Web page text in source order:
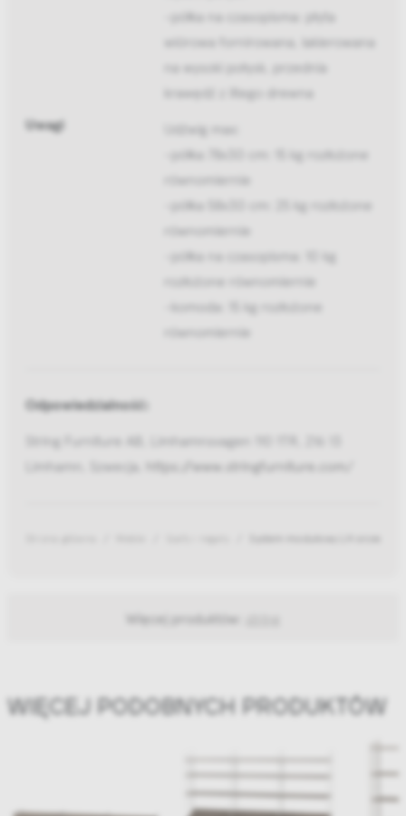
-półka na czasopisma: płyta
wiórowa fornirowana, lakierowana
na wysoki połysk, przednia
krawędź z litego drewna
Uwagi
Udźwig max:
-półka 78x30 cm: 15 kg rozłożone
równomiernie
-półka 58x30 cm: 25 kg rozłożone
równomiernie
-półka na czasopisma: 10 kg
rozłożone równomiernie
-komoda: 15 kg rozłożone
równomiernie
Odpowiedzialność:
String Furniture AB, Limhamnsvagen 110 1TR, 216 13
Limhamn, Szwecja,
https://www.stringfurniture.com/
Więcej produktów:
WIĘCEJ PODOBNYCH PRODUKTÓW